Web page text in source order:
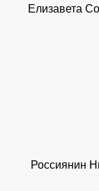
Елизавета
Россиянин